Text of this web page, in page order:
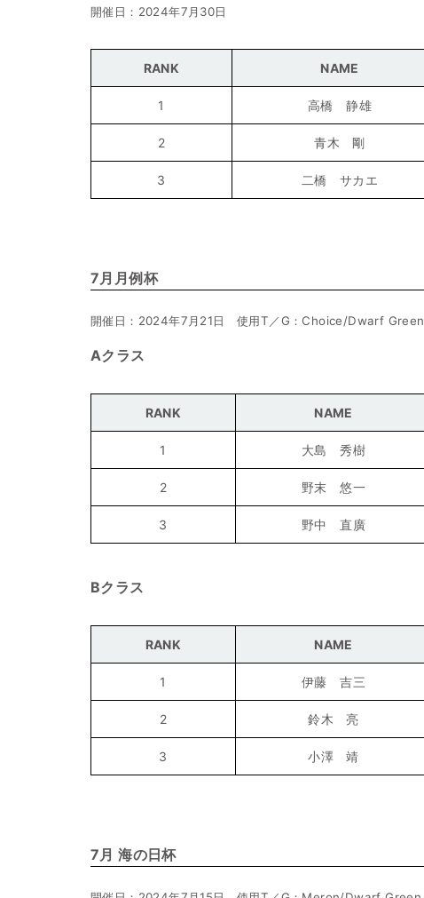
開催日：2024年7月30日
RANK NAME
1 高橋 静雄
2 青木 剛
3 二橋 サカエ
7月月例杯
開催日：2024年7月21日 使用T／G：Choice/Dwarf Green
Aクラス
RANK NAME
1 大島 秀樹
2 野末 悠一
3 野中 直廣
Bクラス
RANK NAME
1 伊藤 吉三
2 鈴木 亮
3 小澤 靖
7月 海の日杯